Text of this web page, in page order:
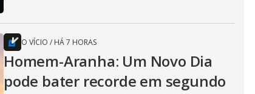
O VÍCIO / HÁ 7 HORAS
Homem-Aranha: Um Novo Dia
pode bater recorde em segundo